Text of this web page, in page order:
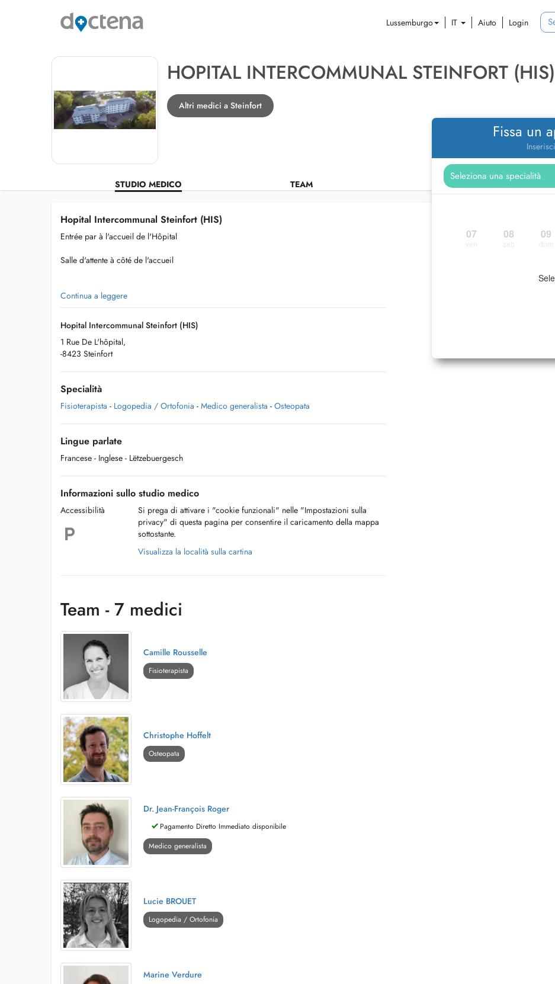
Lussemburgo IT Aiuto Login
HOPITAL INTERCOMMUNAL STEINFORT (HIS)
Altri medici a Steinfort
STUDIO MEDICO TEAM
Fissa un
07 08 09
Hopital Intercommunal Steinfort (HIS)
Entrée par à l'accueil de l'Hôpital
Salle d'attente à côté de l'accueil
Continua a leggere
Hopital Intercommunal Steinfort (HIS)
1 Rue De L'hôpital,
-8423 Steinfort
Specialità
Fisioterapista - Logopedia / Ortofonia - Medico generalista - Osteopata
Lingue parlate
Francese - Inglese - Lëtzebuergesch
Informazioni sullo studio medico
Accessibilità
Si prega di attivare i "cookie funzionali" nelle "Impostazioni sulla
privacy" di questa pagina per consentire il caricamento della mappa
sottostante.
Visualizza la località sulla cartina
Team - 7 medici
Camille Rousselle
Fisioterapista
Christophe Hoffelt
Osteopata
Dr. Jean-François Roger
Pagamento Diretto Immediato disponibile
Medico generalista
Lucie BROUET
Logopedia / Ortofonia
Marine Verdure